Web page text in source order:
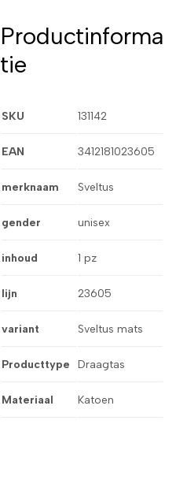
Productinforma
tie
SKU 131142
EAN 3412181023605
merknaam Sveltus
gender unisex
inhoud 1 pz
lijn 23605
variant Sveltus mats
Producttype Draagtas
Materiaal Katoen